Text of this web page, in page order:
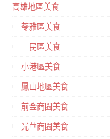
高雄地區美食
苓雅區美食
三民區美食
小港區美食
鳳山地區美食
前金商圈美食
光華商圈美食